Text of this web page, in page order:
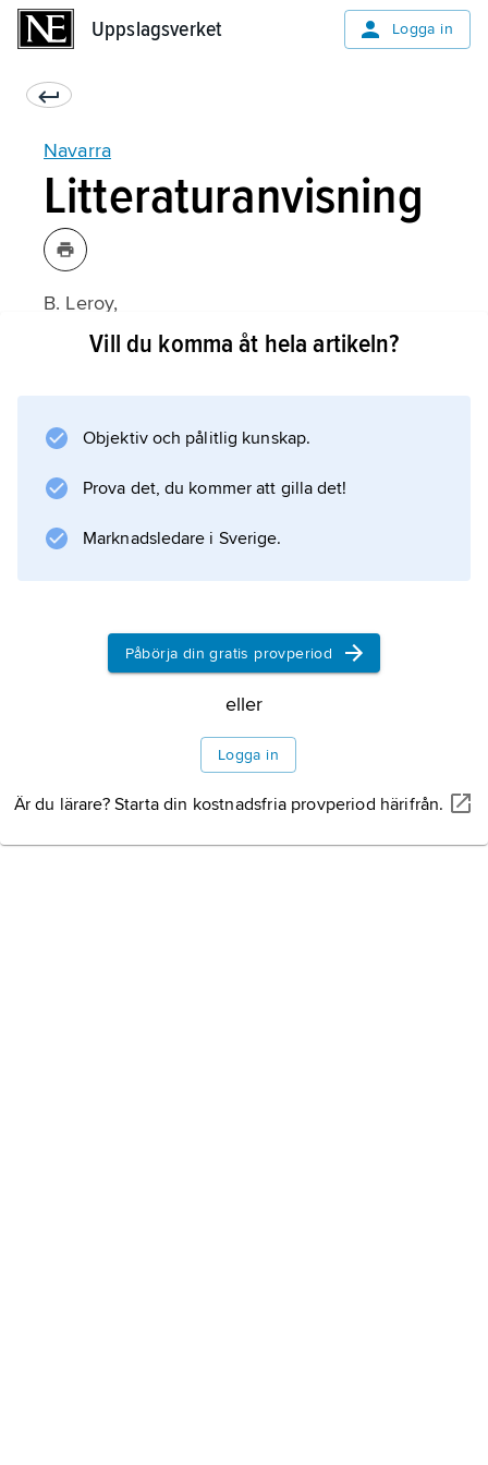
Uppslagsverket Logga in
Navarra
Litteraturanvisning
B. Leroy,
La Navarre au Moyen Âge
Vill du komma åt hela artikeln?
Objektiv och pålitlig kunskap.
Prova det, du kommer att gilla det!
Marknadsledare i Sverige.
Påbörja din gratis provperiod
eller
Logga in
Är du lärare? Starta din kostnadsfria provperiod härifrån.